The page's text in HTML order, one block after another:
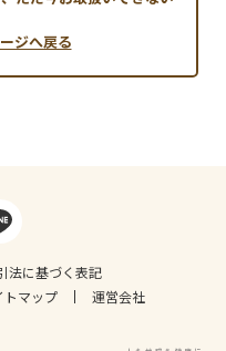
ジへ戻る
法に基づく表記
トマップ 運営会社